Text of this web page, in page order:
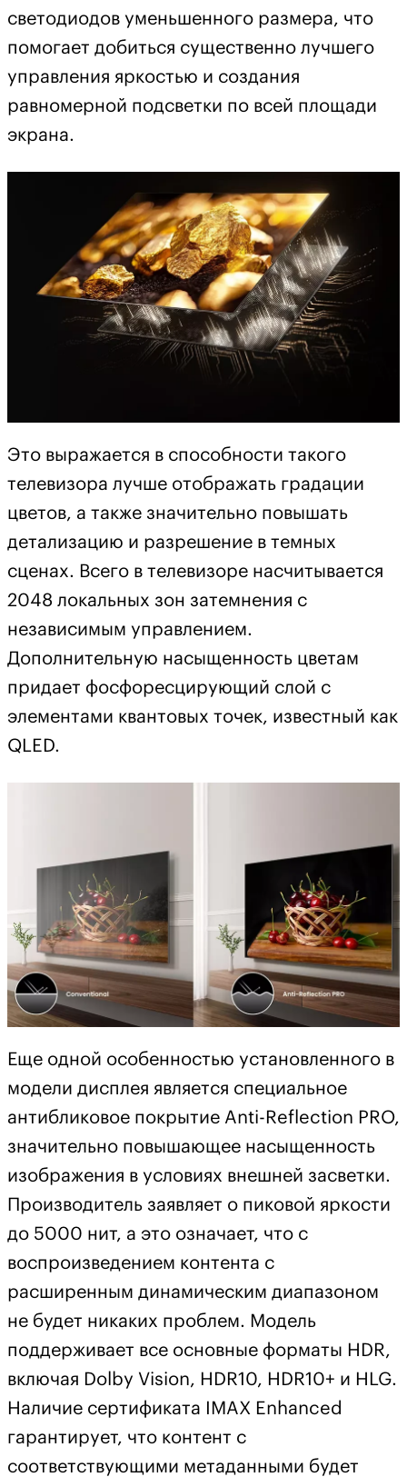
светодиодов уменьшенного размера, что
помогает добиться существенно лучшего
управления яркостью и создания
равномерной подсветки по всей площади
экрана.
Это выражается в способности такого
телевизора лучше отображать градации
цветов, а также значительно повышать
детализацию и разрешение в темных
сценах. Всего в телевизоре насчитывается
2048 локальных зон затемнения с
независимым управлением.
Дополнительную насыщенность цветам
придает фосфоресцирующий слой с
элементами квантовых точек, известный как
QLED.
Еще одной особенностью установленного в
модели дисплея является специальное
антибликовое покрытие Anti-Reflection PRO,
значительно повышающее насыщенность
изображения в условиях внешней засветки.
Производитель заявляет о пиковой яркости
до 5000 нит, а это означает, что с
воспроизведением контента с
расширенным динамическим диапазоном
не будет никаких проблем. Модель
поддерживает все основные форматы HDR,
включая Dolby Vision, HDR10, HDR10+ и HLG.
Наличие сертификата IMAX Enhanced
гарантирует, что контент с
соответствующими метаданными будет